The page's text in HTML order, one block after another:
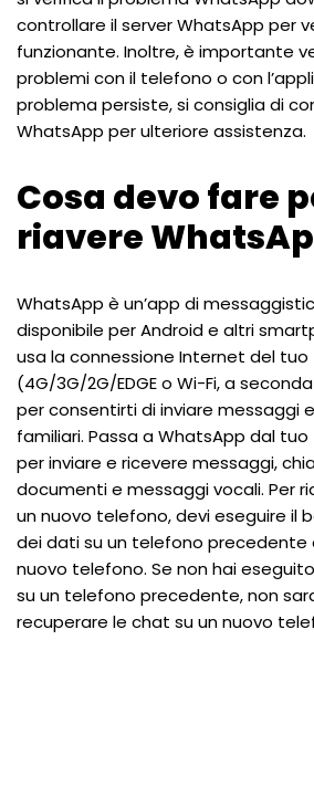
controllare il server WhatsApp per
funzionante. Inoltre, è importante
problemi con il telefono o con
problema persiste, si consiglia di
WhatsApp per ulteriore assistenza.
Cosa devo fare
riavere
WhatsApp è un’app di
disponibile per Android e altri
usa la connessione Internet del
(4G/3G/2G/EDGE o Wi-Fi, a
per consentirti di inviare messaggi
familiari. Passa a WhatsApp dal
per inviare e ricevere messaggi,
documenti e messaggi vocali. Per
un nuovo telefono, devi eseguire il
dei dati su un telefono precedente
nuovo telefono. Se non hai
su un telefono precedente, non
recuperare le chat su un nuovo